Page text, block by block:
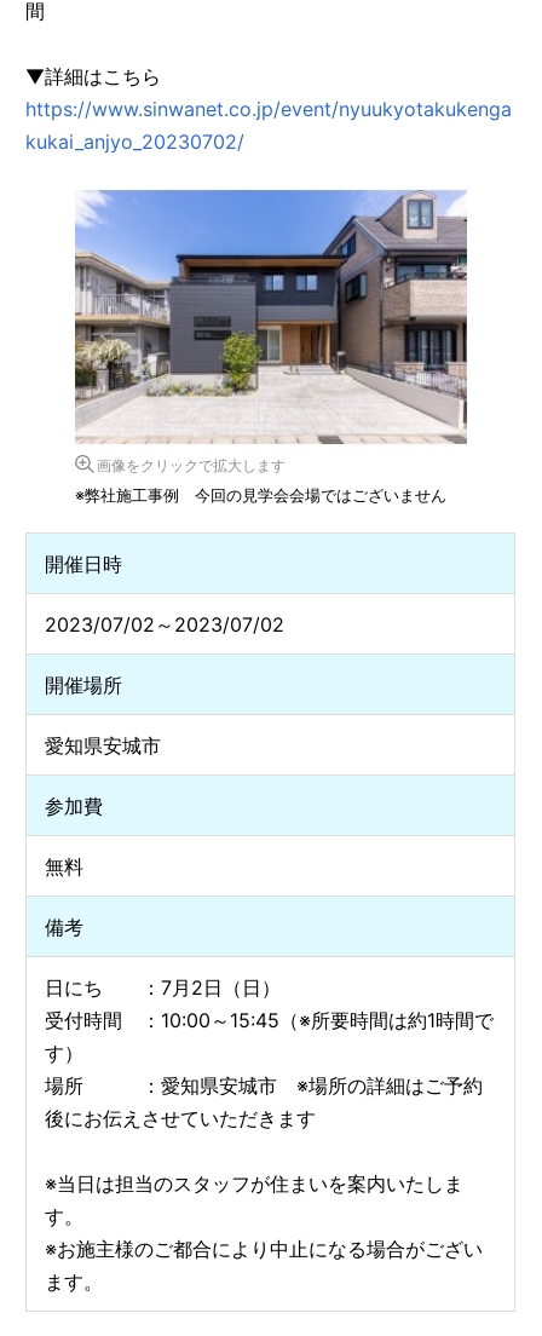
間
▼詳細はこちら
https://www.sinwanet.co.jp/event/nyuukyotakukenga
kukai_anjyo_20230702/
画像をクリックで拡大します
※弊社施工事例 今回の見学会会場ではございません
開催日時
2023/07/02～2023/07/02
開催場所
愛知県安城市
参加費
無料
備考
日にち ：7月2日（日）
受付時間 ：10:00～15:45（※所要時間は約1時間で
す）
場所 ：愛知県安城市 ※場所の詳細はご予約
後にお伝えさせていただきます
※当日は担当のスタッフが住まいを案内いたしま
す。
※お施主様のご都合により中止になる場合がござい
ます。